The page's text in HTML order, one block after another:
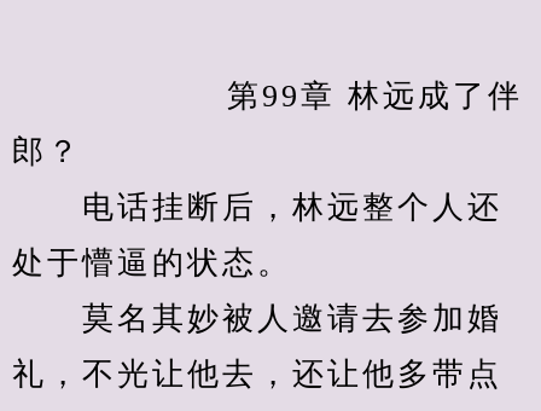
郎？
电话挂断后，林远整个人还
处于懵逼的状态。
莫名其妙被人邀请去参加婚
礼，不光让他去，还让他多带点